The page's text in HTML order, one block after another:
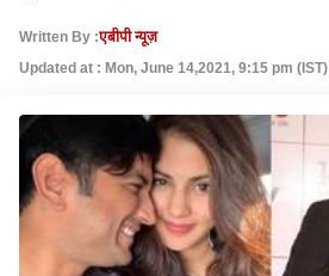
Written By :एबीपी न्यूज़
Updated at : Mon, June 14,2021, 9:15 pm (IST)